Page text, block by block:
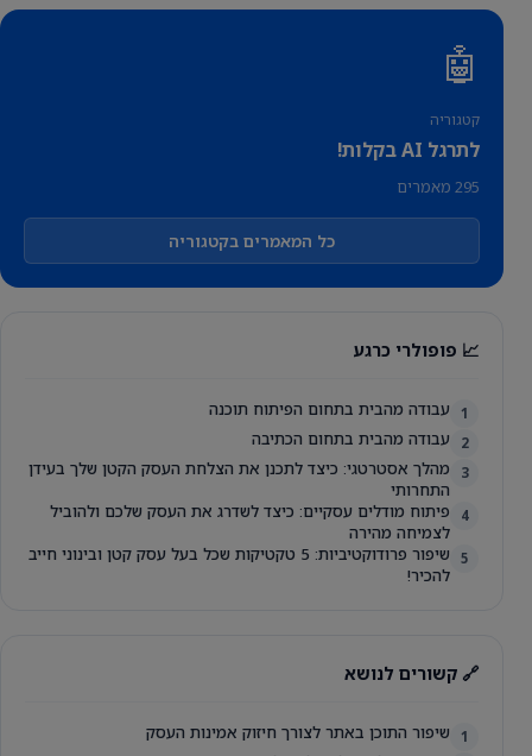
🤖
קטגוריה
לתרגל AI בקלות!
295 מאמרים
כל המאמרים בקטגוריה
📈 פופולרי כרגע
1 עבודה מהבית בתחום הפיתוח תוכנה
2 עבודה מהבית בתחום הכתיבה
3
מהלך אסטרטגי: כיצד לתכנן את הצלחת העסק הקטן שלך בעידן
התחרותי
4
פיתוח מודלים עסקיים: כיצד לשדרג את העסק שלכם ולהוביל
לצמיחה מהירה
5
שיפור פרודוקטיביות: 5 טקטיקות שכל בעל עסק קטן ובינוני חייב
להכיר!
🔗 קשורים לנושא
1 שיפור התוכן באתר לצורך חיזוק אמינות העסק